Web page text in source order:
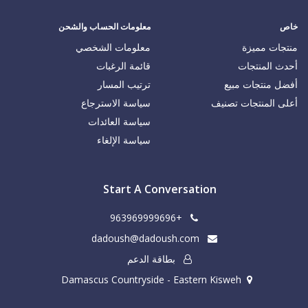
خاص
منتجات مميزة
أحدث المنتجات
أفضل منتجات مبيع
أعلى المنتجات تصنيف
معلومات الحساب والشحن
معلومات الشخصي
قائمة الرغبات
ترتيب المسار
سياسة الاسترجاع
سياسة العائدات
سياسة الإلغاء
Start A Conversation
+963969999696
بطاقة الدعم
Damascus Countryside - Eastern Kisweh